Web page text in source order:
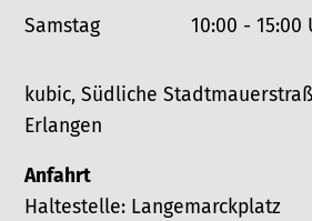
Samstag
10:00 - 15:00
kubic, Südliche
Erlangen
Anfahrt
Haltestelle: Langemarckplatz